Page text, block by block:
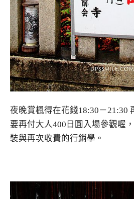
夜晚賞楓得在花錢18:30－21:30
要再付大人400日圓入場參觀喔
裝與再次收費的行銷學。